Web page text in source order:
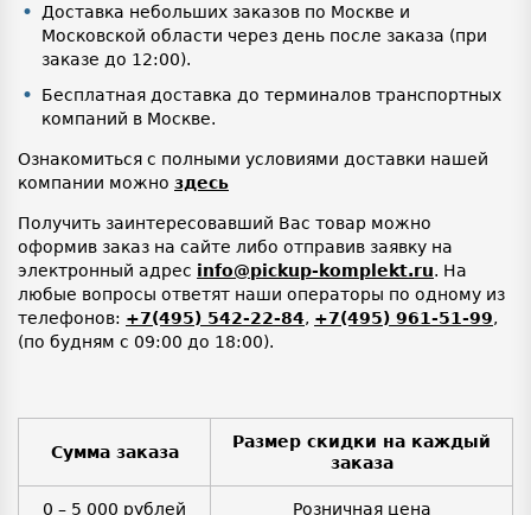
Доставка небольших заказов по Москве и
Московской области через день после заказа (при
заказе до 12:00).
Бесплатная доставка до терминалов транспортных
компаний в Москве.
Ознакомиться с полными условиями доставки нашей
компании можно здесь
Получить заинтересовавший Вас товар можно
оформив заказ на сайте либо отправив заявку на
электронный адрес info@pickup-komplekt.ru. На
любые вопросы ответят наши операторы по одному из
телефонов: +7(495) 542-22-84, +7(495) 961-51-99,
(по будням с 09:00 до 18:00).
Сумма заказа
Размер скидки на каждый
заказа
0 – 5 000 рублей Розничная цена